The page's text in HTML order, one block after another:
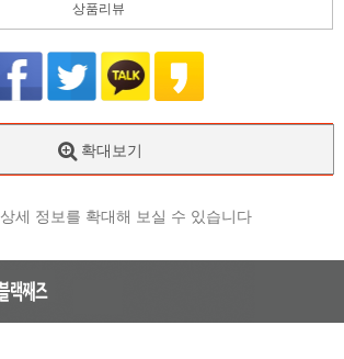
상품리뷰
확대보기
상세 정보를 확대해 보실 수 있습니다